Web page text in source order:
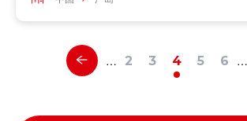
… 2 3 4 5 6 …